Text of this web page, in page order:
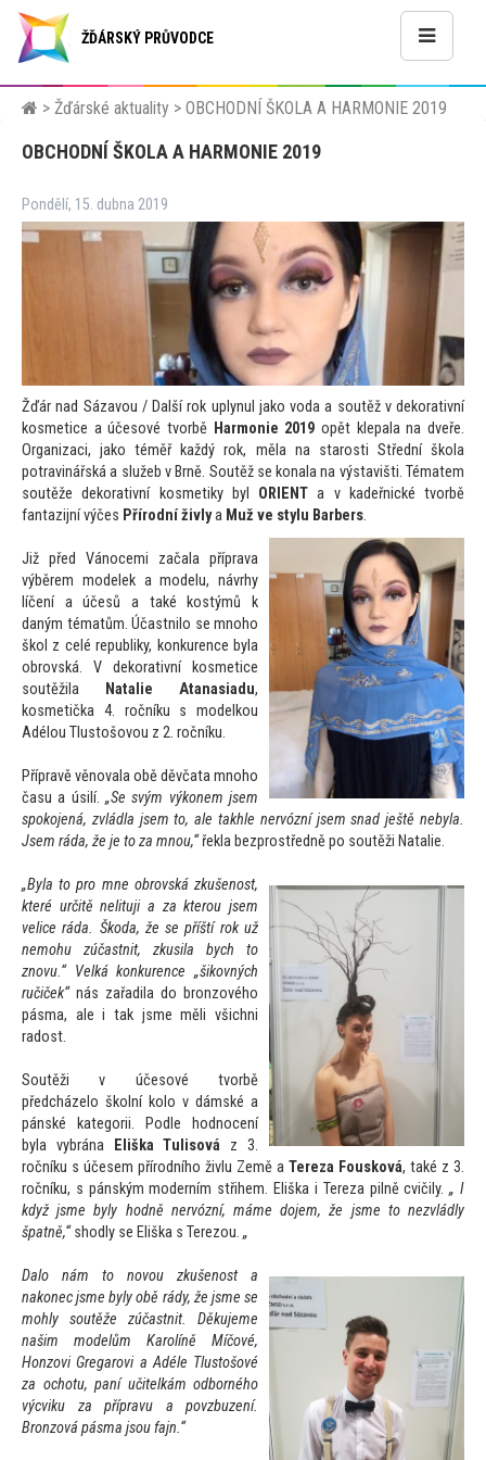
ŽĎÁRSKÝ PRŮVODCE
> Žďárské aktuality > OBCHODNÍ ŠKOLA A HARMONIE 2019
OBCHODNÍ ŠKOLA A HARMONIE 2019
Pondělí, 15. dubna 2019
Žďár nad Sázavou / Další rok uplynul jako voda a soutěž v dekorativní
kosmetice a účesové tvorbě Harmonie 2019 opět klepala na dveře.
Organizaci, jako téměř každý rok, měla na starosti Střední škola
potravinářská a služeb v Brně. Soutěž se konala na výstavišti. Tématem
soutěže dekorativní kosmetiky byl
ORIENT a v kadeřnické tvorbě
fantazijní výčes Přírodní živlya Muž ve stylu Barbers.
Již před Vánocemi začala příprava
výběrem modelek a modelu, návrhy
líčení a účesů a také kostýmů k
daným tématům. Účastnilo se mnoho
škol z celé republiky, konkurence byla
obrovská. V dekorativní kosmetice
soutěžila
Natalie Atanasiadu,
kosmetička 4. ročníku s modelkou
Adélou Tlustošovou z 2. ročníku.
Přípravě věnovala obě děvčata mnoho
času a úsilí. „Se svým výkonem jsem
spokojená, zvládla jsemto, ale takhle nervózní jsem snad ještě nebyla.
Jsem ráda, že je to za mnou,“řekla bezprostředně po soutěži Natalie.
„Bylato pro mne obrovská zkušenost,
které určitě nelituji a za kterou jsem
velice ráda. Škoda, že se příští rok už
nemohu zúčastnit, zkusila bych to
znovu.“ Velká konkurence „šikovných
ručiček“nás zařadila do bronzového
pásma, ale i tak jsme měli všichni
radost.
Soutěži v účesové tvorbě
předcházelo školní kolo v dámské a
pánské kategorii. Podle hodnocení
byla vybrána
Eliška Tulisová z 3.
ročníku s účesem přírodního živlu Země a Tereza Fousková, také z 3.
ročníku, s pánským moderním střihem. Eliška i Tereza pilně cvičily.„ I
když jsme byly hodně nervózní, máme dojem, že jsme to nezvládly
špatně,“shodly se Eliška s Terezou. „
Dalo nám to novou zkušenost a
nakonec jsme byly obě rády, že jsme se
mohly soutěže zúčastnit. Děkujeme
našim modelům Karolíně Míčové,
Honzovi Gregarovi a Adéle Tlustošové
za ochotu, paní učitelkám odborného
výcviku za přípravu a povzbuzení.
Bronzová pásma jsou fajn.“